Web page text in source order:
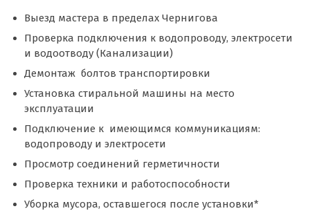
Выезд мастера в пределах Чернигова
Проверка подключения к водопроводу, электросети
и водоотводу (Канализации)
Демонтаж болтов транспортировки
Установка стиральной машины на место
эксплуатации
Подключение к имеющимся коммуникациям:
водопроводу и электросети
Просмотр соединений герметичности
Проверка техники и работоспособности
Уборка мусора, оставшегося после установки*